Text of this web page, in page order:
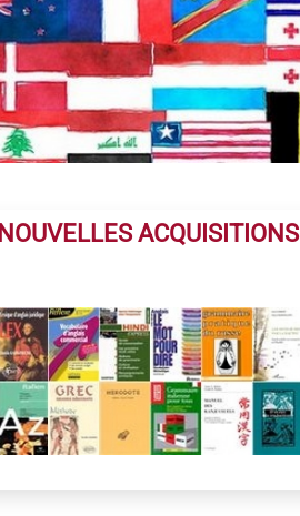
NOUVELLES ACQUISITIONS